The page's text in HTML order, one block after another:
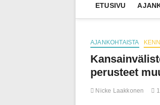
ETUSIVU
AJANKOHTAISTA
perusteet
Nicke Laakkonen